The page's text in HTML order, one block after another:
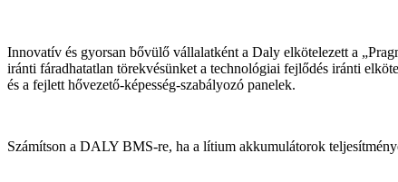
Innovatív és gyorsan bővülő vállalatként a Daly elkötelezett a
iránti fáradhatatlan törekvésünket a technológiai fejlődés iránti
és a fejlett hővezető-képesség-szabályozó panelek.
Számítson a DALY BMS-re, ha a lítium akkumulátorok